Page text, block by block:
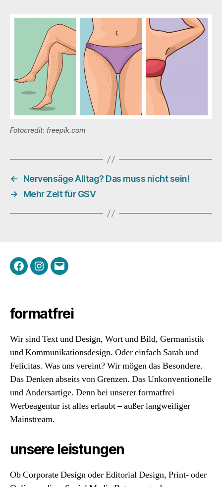
Fotocredit: freepik.com
←
Nervensäge Alltag? Das muss nicht sein!
→
Mehr Zeit für GSV
Facebook
Instagram
E-
formatfrei
Wir sind Text und Design, Wort und Bild, Germanistik
und Kommunikationsdesign. Oder einfach Sarah und
Felicitas. Was uns vereint? Wir mögen das Besondere.
Das Denken abseits von Grenzen. Das Unkonventionelle
und Andersartige. Denn bei unserer formatfrei
Werbeagentur ist alles erlaubt – außer langweiliger
Mainstream.
unsere leistungen
Ob Corporate Design oder Editorial Design, Print- oder